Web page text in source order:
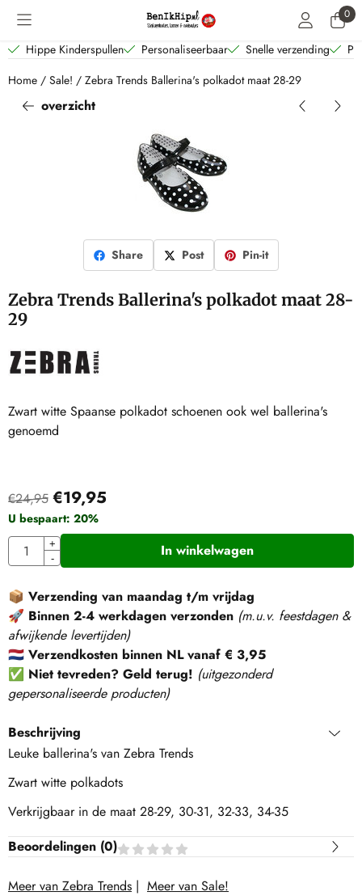
Cookievoorkeuren zijn beschikbaar. Kies instellingen of sta alle 0
Hippe Kinderspullen Personaliseerbaar Snelle verzending
Home / Sale! / Zebra Trends Ballerina's polkadot maat 28-29
overzicht
Share Post Pin-it
Zebra Trends Ballerina's polkadot maat 28-
29
Zwart witte Spaanse polkadot schoenen ook wel ballerina's
genoemd
€24,95 €19,95
U bespaart: 20%
Aantal
+
-
In winkelwagen
📦 Verzending van maandag t/m vrijdag
🚀 Binnen 2-4 werkdagen verzonden (m.u.v. feestdagen &
afwijkende levertijden)
🇳🇱 Verzendkosten binnen NL vanaf € 3,95
✅ Niet tevreden? Geld terug! (uitgezonderd
gepersonaliseerde producten)
Beschrijving
Leuke ballerina's van Zebra Trends
Zwart witte polkadots
Verkrijgbaar in de maat 28-29, 30-31, 32-33, 34-35
Beoordelingen (0)
Meer van Zebra Trends | Meer van Sale!